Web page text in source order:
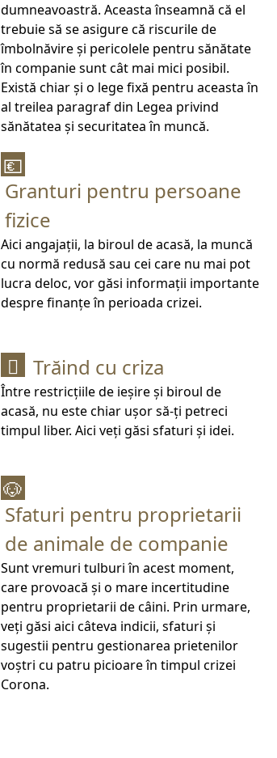
dumneavoastră. Aceasta înseamnă că el
trebuie să se asigure că riscurile de
îmbolnăvire și pericolele pentru sănătate
în companie sunt cât mai mici posibil.
Există chiar și o lege fixă pentru aceasta în
al treilea paragraf din Legea privind
sănătatea și securitatea în muncă.
💶
Granturi pentru persoane
fizice
Aici angajații, la biroul de acasă, la muncă
cu normă redusă sau cei care nu mai pot
lucra deloc, vor găsi informații importante
despre finanțe în perioada crizei.
 Trăind cu criza
Între restricțiile de ieșire și biroul de
acasă, nu este chiar ușor să-ți petreci
timpul liber. Aici veți găsi sfaturi și idei.
🐶
Sfaturi pentru proprietarii
de animale de companie
Sunt vremuri tulburi în acest moment,
care provoacă și o mare incertitudine
pentru proprietarii de câini. Prin urmare,
veți găsi aici câteva indicii, sfaturi și
sugestii pentru gestionarea prietenilor
voștri cu patru picioare în timpul crizei
Corona.